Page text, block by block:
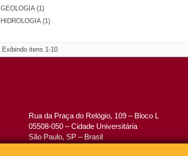
GEOLOGIA (1)
HIDROLOGIA (1)
Exibindo itens 1-10
Rua da Praça do Relógio, 109 – Bloco L
05508-050 – Cidade Universitária
São Paulo, SP – Brasil